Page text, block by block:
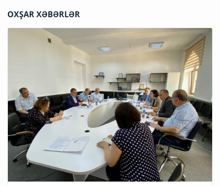
OXŞAR XƏBƏRLƏR